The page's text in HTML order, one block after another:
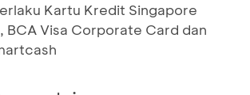
Kartu Kredit Singapore
BCA Visa Corporate Card dan